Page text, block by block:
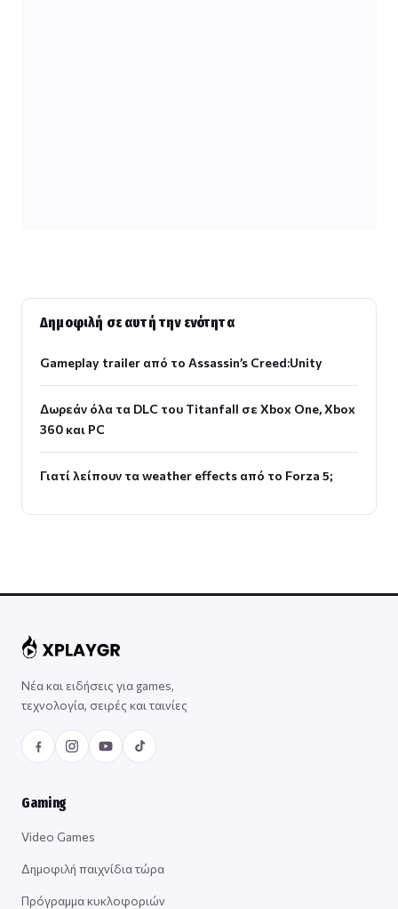
Δημοφιλή σε αυτή την ενότητα
Gameplay trailer από το Assassin’s Creed:Unity
Δωρεάν όλα τα DLC του Titanfall σε Xbox One, Xbox
360 και PC
Γιατί λείπουν τα weather effects από το Forza 5;
Νέα και ειδήσεις για games,
τεχνολογία, σειρές και ταινίες
Gaming
Video Games
Δημοφιλή παιχνίδια τώρα
Πρόγραμμα κυκλοφοριών